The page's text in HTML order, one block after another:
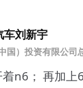
车刘新宇
国）投资有限公司
n6； 再加上